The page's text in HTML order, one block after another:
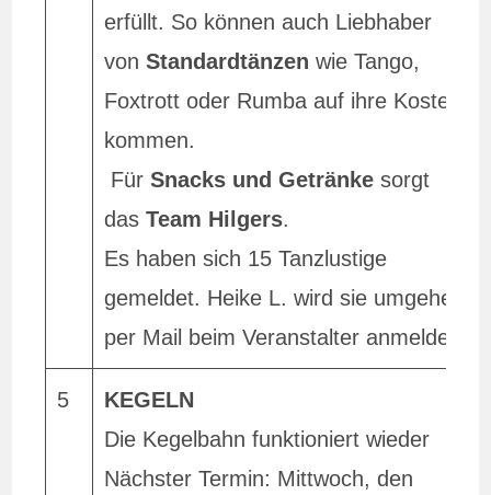
erfüllt. So können auch Liebhaber
vonStandardtänzen wie Tango,
Foxtrott oder Rumba auf ihre Kosten
kommen.
FürSnacks und Getränke sorgt
dasTeam Hilgers.
Es haben sich 15 Tanzlustige
gemeldet. Heike L. wird sie umgehend
per Mail beim Veranstalter anmelden.
5
KEGELN
Die Kegelbahn funktioniert wieder
Nächster Termin: Mittwoch, den